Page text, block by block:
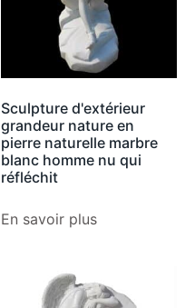
Sculpture d'extérieur
grandeur nature en
pierre naturelle marbre
blanc homme nu qui
réfléchit
En savoir plus